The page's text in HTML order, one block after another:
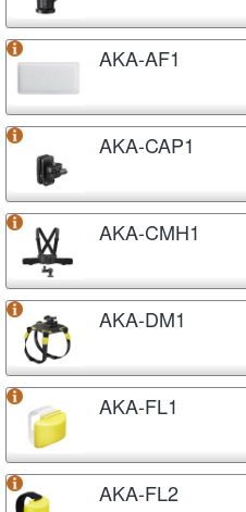
AKA-AF1
AKA-CAP1
AKA-CMH1
AKA-DM1
AKA-FL1
AKA-FL2